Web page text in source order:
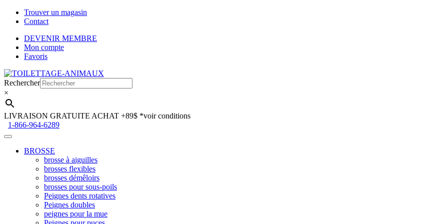
Trouver un magasin
Contact
DEVENIR MEMBRE
Mon compte
Favoris
Aller
à
la
navigation
Aller
au
contenu
Rechercher
×
LIVRAISON GRATUITE ACHAT +89$ *voir conditions
1-866-964-6289
BROSSE
brosse à aiguilles
brosses flexibles
brosses démêloirs
brosses pour sous-poils
Peignes dents rotatives
Peignes doubles
peignes pour la mue